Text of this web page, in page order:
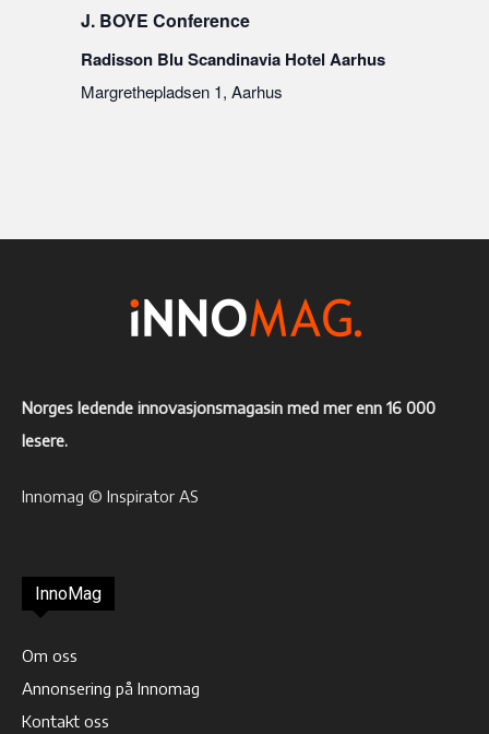
J. BOYE Conference
Radisson Blu Scandinavia Hotel Aarhus
Margrethepladsen 1, Aarhus
Norges ledende innovasjonsmagasin med mer enn 16 000
lesere.
Innomag © Inspirator AS
InnoMag
Om oss
Annonsering på Innomag
Kontakt oss